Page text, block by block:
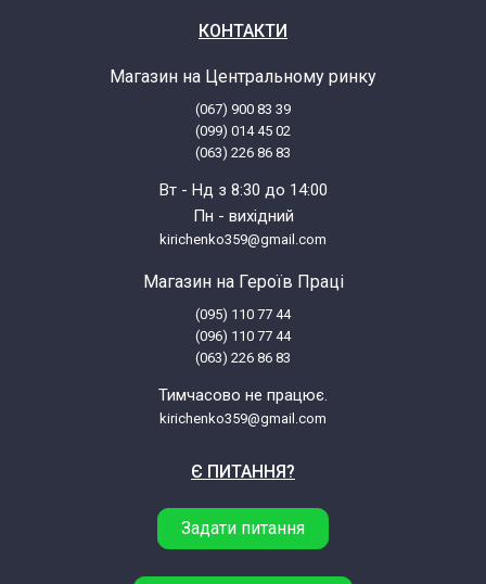
КОНТАКТИ
Магазин на Центральному ринку
(067) 900 83 39
(099) 014 45 02
(063) 226 86 83
Вт - Нд з 8:30 до 14:00
Пн - вихідний
kirichenko359@gmail.com
Магазин на Героїв Праці
(095) 110 77 44
(096) 110 77 44
(063) 226 86 83
Тимчасово не працює.
kirichenko359@gmail.com
Є ПИТАННЯ?
Задати питання